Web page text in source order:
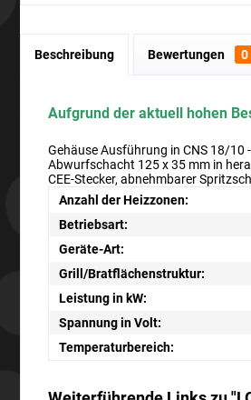
Beschreibung Bewertungen 0
Aufgrund der aktuell hohen
Gehäuse Ausführung in CNS 18/
Abwurfschacht 125 x 35 mm in
CEE-Stecker, abnehmbarer
Anzahl der Heizzonen:
Betriebsart:
Geräte-Art:
Grill/Bratflächenstruktur:
Leistung in kW:
Spannung in Volt:
Temperaturbereich: